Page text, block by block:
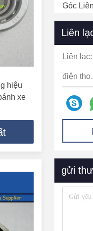
hiệu
xe
Góc
Vòng Bi
Vòng
Ly Hợp
Ổ Trượt
Liên
Liên lạc:
gửi